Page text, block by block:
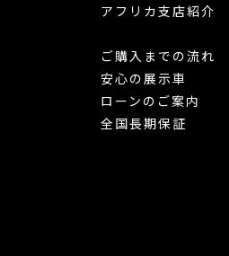
アフリカ支店紹介
ご購入までの流れ
安心の展示車
ローンのご案内
全国長期保証